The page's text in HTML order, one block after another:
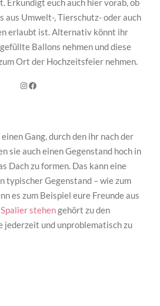
Erkundigt euch auch hier vorab, ob
aus Umwelt-, Tierschutz- oder auch
erlaubt ist. Alternativ könnt ihr
Ballons nehmen und diese
Ort der Hochzeitsfeier nehmen.
Instagram
Facebook
Gang, durch den ihr nach der
sie auch einen Gegenstand hoch in
Dach zu formen. Das kann eine
typischer Gegenstand – wie zum
es zum Beispiel eure Freunde aus
Spalier stehengehört zu den
jederzeit und unproblematisch zu